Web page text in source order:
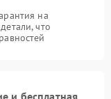
на
что
и бесплатная